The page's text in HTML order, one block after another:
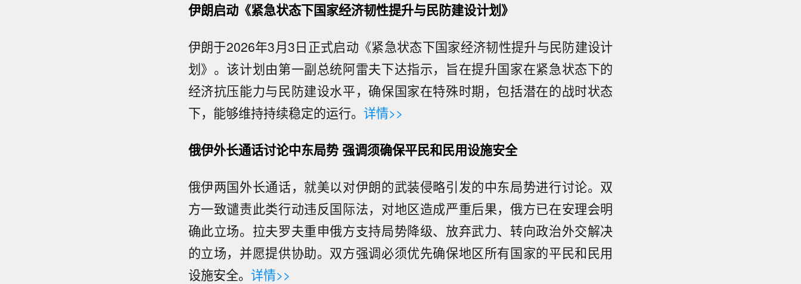
伊朗启动《紧急状态下国家经济韧性提升与民防建设计划》
伊朗于2026年3月3日正式启动《紧急状态下国家经济韧性提升与民防建设计
划》。该计划由第一副总统阿雷夫下达指示，旨在提升国家在紧急状态下的
经济抗压能力与民防建设水平，确保国家在特殊时期，包括潜在的战时状态
下，能够维持持续稳定的运行。 详情>>
俄伊外长通话讨论中东局势 强调须确保平民和民用设施安全
俄伊两国外长通话，就美以对伊朗的武装侵略引发的中东局势进行讨论。双
方一致谴责此类行动违反国际法，对地区造成严重后果，俄方已在安理会明
确此立场。拉夫罗夫重申俄方支持局势降级、放弃武力、转向政治外交解决
的立场，并愿提供协助。双方强调必须优先确保地区所有国家的平民和民用
设施安全。 详情>>